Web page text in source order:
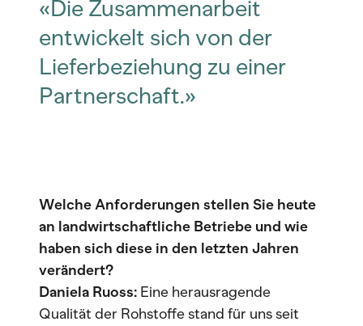
«Die Zusammenarbeit
entwickelt sich von der
Lieferbeziehung zu einer
Partnerschaft.»
Welche Anforderungen stellen Sie heute
an landwirtschaftliche Betriebe und wie
haben sich diese in den letzten Jahren
verändert?
Daniela Ruoss: Eine herausragende
Qualität der Rohstoffe stand für uns seit